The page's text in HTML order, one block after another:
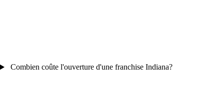
Combien coûte l'ouverture d'une franchise Indiana?